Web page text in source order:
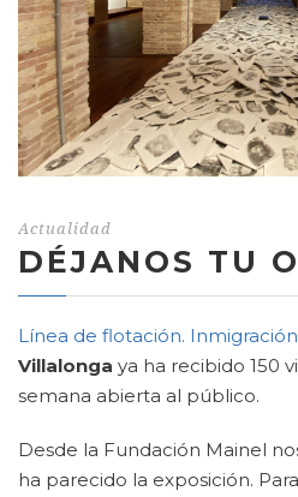
Actualidad
DÉJANOS TU
Línea de flotación.
Villalonga ya ha recibido 150
semana abierta al público.
Desde la Fundación Mainel
ha parecido la exposición.